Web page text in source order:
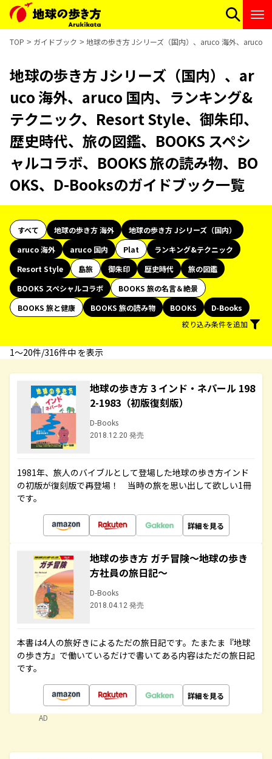
TOP ガイドブック 地球の歩き方 Jシリーズ（国内）、aruco 海外、aruco
地球の歩き方 Jシリーズ（国内）、ar
uco 海外、aruco 国内、ランキング&
テクニック、Resort Style、御朱印、
歴史時代、旅の図鑑、BOOKS スペシ
ャルコラボ、BOOKS 旅の読み物、BO
OKS、D-Booksのガイドブック一覧
すべて 地球の歩き方 海外
地球の歩き方 Jシリーズ（国内）
aruco 海外
aruco 国内 Plat
ランキング&テクニック
Resort Style
島旅 御朱印 歴史時代
旅の図鑑
BOOKS スペシャルコラボ
BOOKS 旅の名言＆絶景
BOOKS 旅と健康
BOOKS 旅の読み物 BOOKS
D-Books
絞り込み条件を追加
1〜20件/316件中 を表示
地球の歩き方 3 インド・ネパール 198
2-1983（初版復刻版）
D-Books
2018.12.20 発売
1981年、旅人のバイブルとして登場した地球の歩き方インド
の初版が復刻版で再登場！ 当時の旅を思い出して欲しい1冊
です。
詳細を見る
地球の歩き方 ガチ冒険～地球の歩き
方社員の旅日記～
D-Books
2018.04.12 発売
本書は4人の旅好きによるただの旅日記です。たまたま『地球
の歩き方』で働いているだけで書いてある内容はただの旅日記
です。
詳細を見る
AD